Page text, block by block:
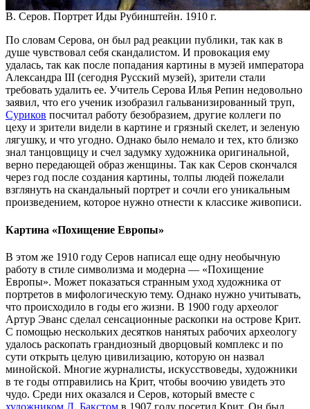
В. Серов. Портрет Иды Рубинштейн. 1910 г.
По словам Серова, он был рад реакции публики, так как в
душе чувствовал себя скандалистом. И провокация ему
удалась, так как после попадания картины в музей императора
Александра III (сегодня Русский музей), зрители стали
требовать удалить ее. Учитель Серова Илья Репин недовольно
заявил, что его ученик изобразил гальванизированный труп,
Суриков посчитал работу безобразием, другие коллеги по
цеху и зрители видели в картине и грязный скелет, и зеленую
лягушку, и что угодно. Однако было немало и тех, кто близко
знал танцовщицу и счел задумку художника оригинальной,
верно передающей образ женщины. Так как Серов скончался
через год после создания картины, толпы людей пожелали
взглянуть на скандальный портрет и сочли его уникальным
произведением, которое нужно отнести к классике живописи.
Картина «Похищение Европы»
В этом же 1910 году Серов написал еще одну необычную
работу в стиле символизма и модерна — «Похищение
Европы». Может показаться странным уход художника от
портретов в мифологическую тему. Однако нужно учитывать,
что происходило в годы его жизни. В 1900 году археолог
Артур Эванс сделал сенсационные раскопки на острове Крит.
С помощью нескольких десятков нанятых рабочих археологу
удалось раскопать грандиозный дворцовый комплекс и по
сути открыть целую цивилизацию, которую он назвал
минойской. Многие журналисты, искусствоведы, художники
в те годы отправились на Крит, чтобы воочию увидеть это
чудо. Среди них оказался и Серов, который вместе с
художником Л. Бакстом в 1907 году посетил Крит. Он был